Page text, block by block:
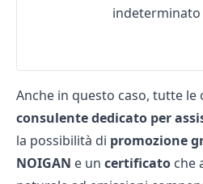
indeterminato
Anche in questo caso, tutte
consulente dedicato per
la possibilità di promozione
NOIGAN e un certificato che